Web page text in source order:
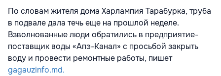
По словам жителя дома Харлампия Тарабурка, труба
в подвале дала течь еще на прошлой неделе.
Взволнованные люди обратились в предприятие-
поставщик воды «Апэ-Канал» с просьбой закрыть
воду и провести ремонтные работы, пишет
gagauzinfo.md.